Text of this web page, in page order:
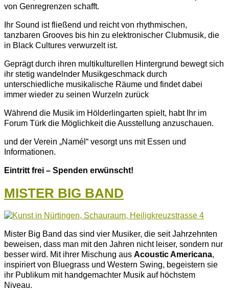
von Genregrenzen schafft.
Ihr Sound ist fließend und reicht von rhythmischen,
tanzbaren Grooves bis hin zu elektronischer Clubmusik, die
in Black Cultures verwurzelt ist.
Geprägt durch ihren multikulturellen Hintergrund bewegt sich
ihr stetig wandelnder Musikgeschmack durch
unterschiedliche musikalische Räume und findet dabei
immer wieder zu seinen Wurzeln zurück
Während die Musik im Hölderlingarten spielt, habt Ihr im
Forum Türk die Möglichkeit die Ausstellung anzuschauen.
und der Verein „Namél“ vesorgt uns mit Essen und
Informationen.
Eintritt frei – Spenden erwünscht!
MISTER BIG BAND
Mister Big Band das sind vier Musiker, die seit Jahrzehnten
beweisen, dass man mit den Jahren nicht leiser, sondern nur
besser wird. Mit ihrer Mischung aus Acoustic Americana,
inspiriert von Bluegrass und Western Swing, begeistern sie
ihr Publikum mit handgemachter Musik auf höchstem
Niveau.